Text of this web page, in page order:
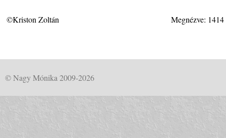
©Kriston Zoltán Megnézve:
© Nagy Mónika 2009-2026